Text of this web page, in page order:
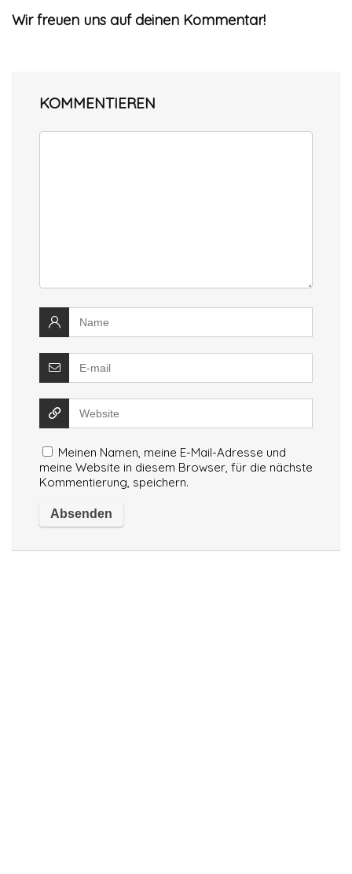
Wir freuen uns auf deinen Kommentar!
KOMMENTIEREN
Meinen Namen, meine E-Mail-Adresse und
meine Website in diesem Browser, für die nächste
Kommentierung, speichern.